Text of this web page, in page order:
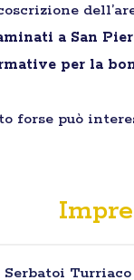
a San Pier
per la
forse può